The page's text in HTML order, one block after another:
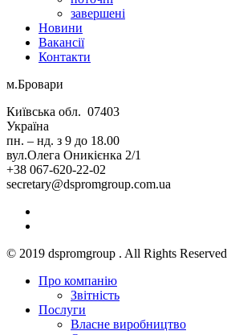
завершені
Новини
Вакансії
Контакти
м.Бровари
Київська обл. 07403
Україна
пн. – нд. з 9 до 18.00
вул.Олега Оникієнка 2/1
+38 067-620-22-02
secretary@dspromgroup.com.ua
© 2019 dspromgroup . All Rights Reserved
Про компанiю
Звітність
Послуги
Власне виробництво